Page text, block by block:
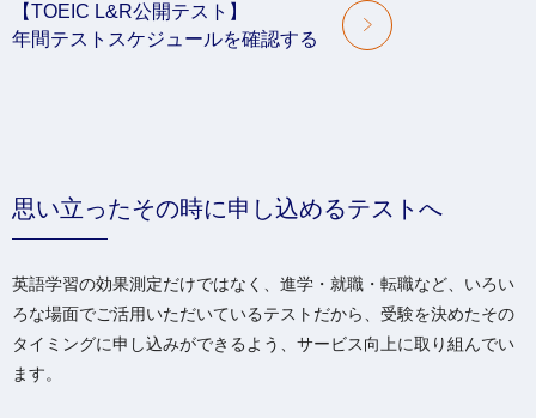
【TOEIC L&R公開テスト】
年間テストスケジュールを確認する
思い立ったその時に申し込めるテストへ
英語学習の効果測定だけではなく、進学・就職・転職など、いろい
ろな場面でご活用いただいているテストだから、受験を決めたその
タイミングに申し込みができるよう、サービス向上に取り組んでい
ます。